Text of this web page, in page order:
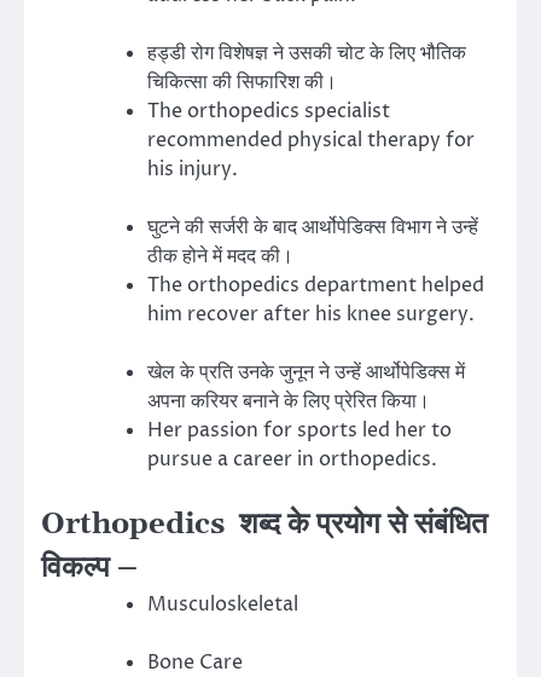
हड्डी रोग विशेषज्ञ ने उसकी चोट के लिए भौतिक
चिकित्सा की सिफारिश की।
The orthopedics specialist
recommended physical therapy for
his injury.
घुटने की सर्जरी के बाद आर्थोपेडिक्स विभाग ने उन्हें
ठीक होने में मदद की।
The orthopedics department helped
him recover after his knee surgery.
खेल के प्रति उनके जुनून ने उन्हें आर्थोपेडिक्स में
अपना करियर बनाने के लिए प्रेरित किया।
Her passion for sports led her to
pursue a career in orthopedics.
Orthopedics शब्द के प्रयोग से संबंधित
विकल्प –
Musculoskeletal
Bone Care